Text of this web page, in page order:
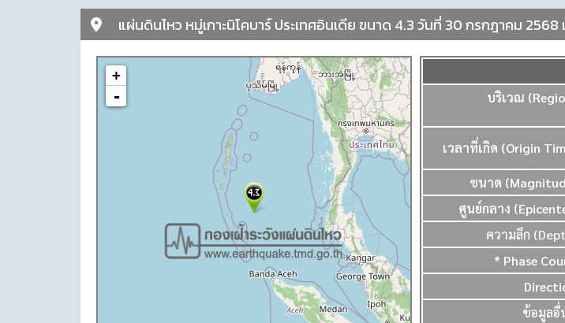
แผ่นดินไหว หมู่เกาะนิโคบาร์ ประเทศอินเดีย ขนาด 4.3 วันที่ 30 กรกฎาคม 2568
+
-
บริเวณ
เวลาที่เกิด (Origin
ขนาด
ศูนย์กลาง
ความลึก
* Phase
ข้อมูลอื่